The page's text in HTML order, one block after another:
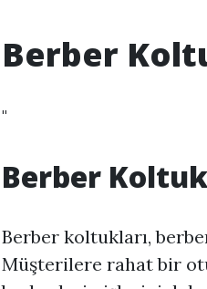
Berber
"
Berber
Berber koltukları,
Müşterilere rahat bir